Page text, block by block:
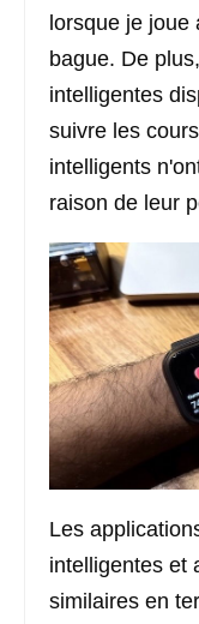
lorsque je
bague. De
intelligentes
suivre les
intelligents
raison de leur
Les
intelligentes et
similaires en